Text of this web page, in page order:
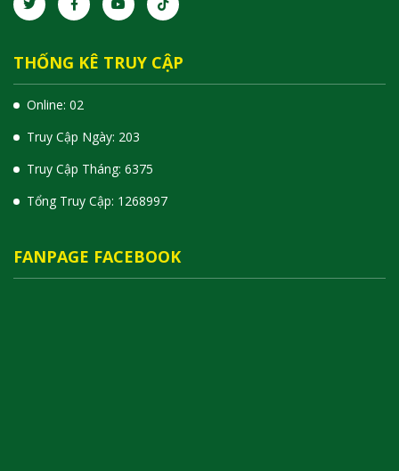
THỐNG KÊ TRUY CẬP
Online: 02
Truy Cập Ngày: 203
Truy Cập Tháng: 6375
Tổng Truy Cập: 1 268997
FANPAGE FACEBOOK